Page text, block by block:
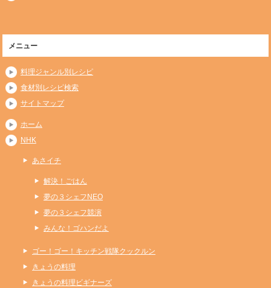
メニュー
料理ジャンル別レシピ
食材別レシピ検索
サイトマップ
ホーム
NHK
あさイチ
解決！ごはん
夢の３シェフNEO
夢の３シェフ競演
みんな！ゴハンだよ
ゴー！ゴー！キッチン戦隊クックルン
きょうの料理
きょうの料理ビギナーズ